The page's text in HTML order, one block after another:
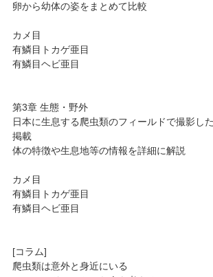
卵から幼体の姿をまとめて比較
カメ目
有鱗目トカゲ亜目
有鱗目ヘビ亜目
第3章 生態・野外
日本に生息する爬虫類のフィールドで撮影し
掲載
体の特徴や生息地等の情報を詳細に解説
カメ目
有鱗目トカゲ亜目
有鱗目ヘビ亜目
[コラム]
爬虫類は意外と身近にいる